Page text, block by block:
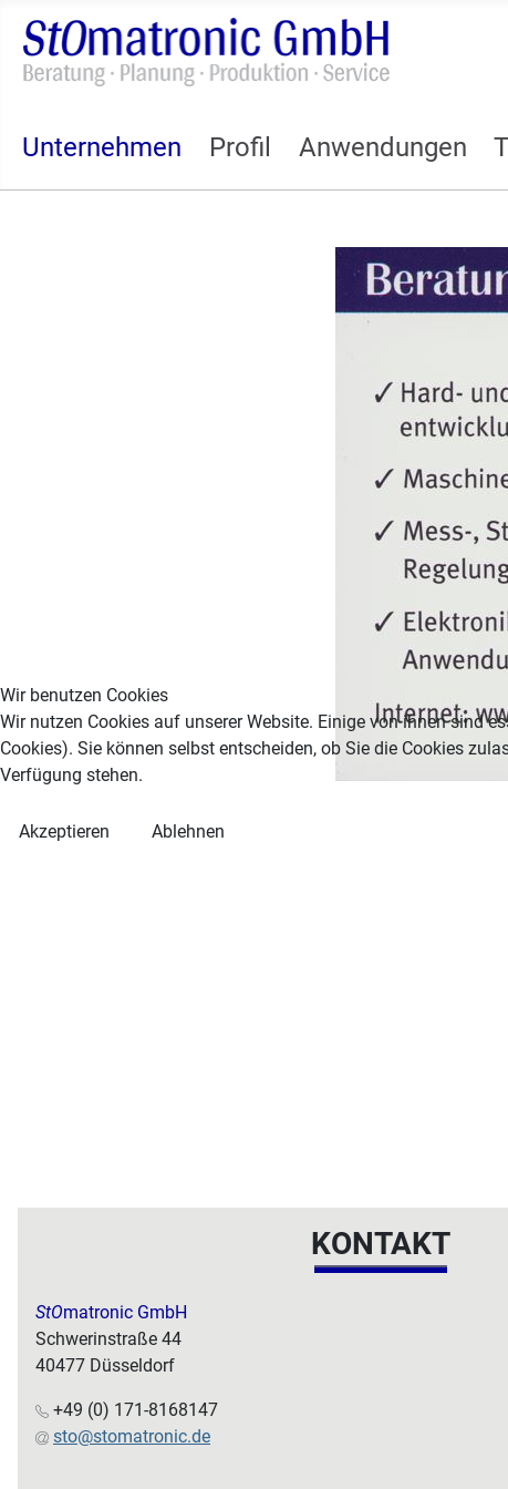
Unternehmen Profil Anwendungen
KONTAKT
StOmatronic GmbH
Schwerinstraße 44
40477 Düsseldorf
+49 (0) 171-8168147
sto@stomatronic.de
Wir benutzen Cookies
Wir nutzen Cookies auf unserer Website. Einige von ihnen sind
Cookies). Sie können selbst entscheiden, ob Sie die Cookies
Verfügung stehen.
Akzeptieren
Ablehnen